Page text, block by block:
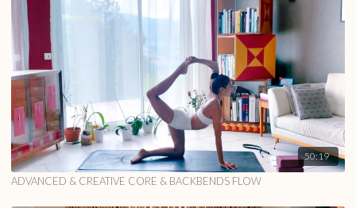
50:19
ADVANCED & CREATIVE CORE & BACKBENDS FLOW